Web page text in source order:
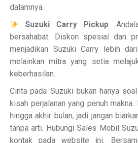
dalamnya.
Suzuki Carry Pickup:
bersahabat. Diskon spesial dan
menjadikan Suzuki Carry lebih
melainkan mitra yang setia
keberhasilan.
Cinta pada Suzuki bukan hanya
kisah perjalanan yang penuh
hingga akhir bulan, jadi jangan
tanpa arti. Hubungi Sales Mobil
kontak pada website ini.